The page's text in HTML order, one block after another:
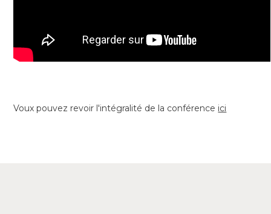
Voux pouvez revoir l'intégralité de la conférence ici